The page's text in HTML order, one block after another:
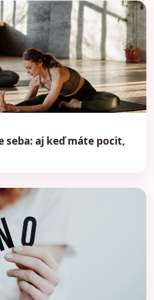
seba: aj keď máte pocit,